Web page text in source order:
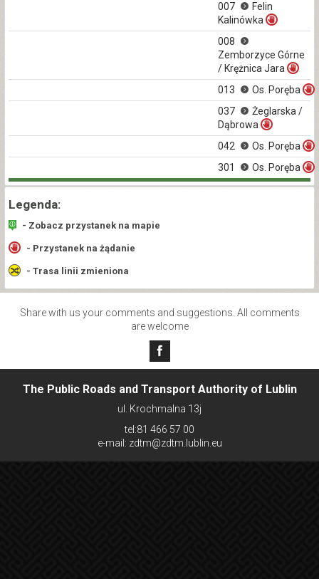
007
Felin
Kalinówka
008
Zemborzyce Górne
/ Krężnica Jara
013
Os. Poręba
037
Żeglarska /
Dąbrowa
042
Os. Poręba
301
Os. Poręba
Legenda:
- Zobacz przystanek na mapie
- Przystanek na żądanie
- Trasa linii zmieniona
Share with us your comments and suggestions. All comments
are welcome
The Public Roads and Transport Authority of Lublin
ul. Krochmalna 13j
tel:81 466 57 00
e-mail: zdtm@zdtm.lublin.eu